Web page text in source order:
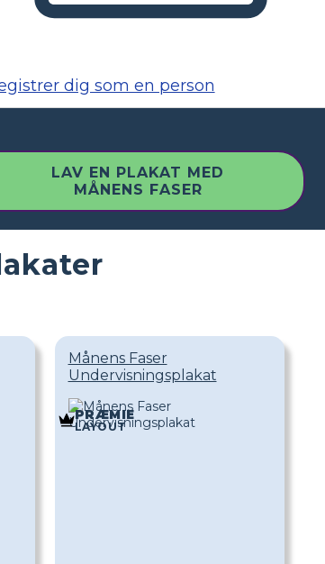
dig som en person
LAV EN PLAKAT MED
MÅNENS FASER
Månens Faser
Undervisningsplakat
PRÆMIE
LAYOUT